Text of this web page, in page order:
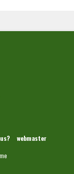
webmaster